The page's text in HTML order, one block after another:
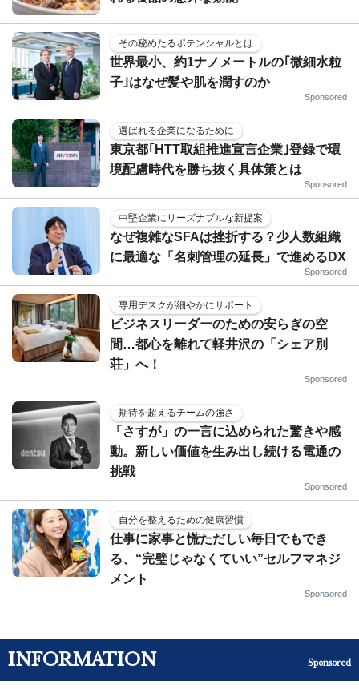
その秘めたるポテンシャルとは
世界最小、約1ナノメートルの｢微細水粒
子｣はなぜ髪や肌を潤すのか
Sponsored
選ばれる企業になるために
東京都｢HTT取組推進宣言企業｣登録で環
境配慮時代を勝ち抜く具体策とは
Sponsored
中堅企業にリーズナブルな新提案
なぜ複雑なSFAは挫折する？少人数組織
に最適な「名刺管理の延長」で進めるDX
Sponsored
専用デスクが細やかにサポート
ビジネスリーダーのための安らぎの空
間…都心を離れて軽井沢の「シェア別
荘」へ！
Sponsored
期待を超えるチームの強さ
「さすが」の一言に込められた驚きや感
動。新しい価値を生み出し続ける電通の
挑戦
Sponsored
自分を整えるための健康習慣
仕事に家事と慌ただしい毎日でもでき
る、“完璧じゃなくていい”セルフマネジ
メント
Sponsored
INFORMATION Sponsored